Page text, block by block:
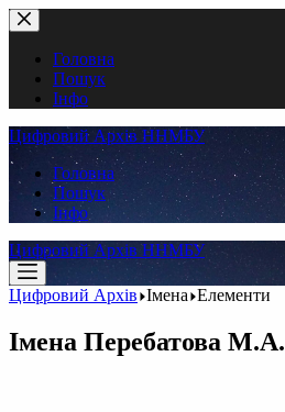
Перейти
до
вмістуГоловна
Пошук
Інфо
Цифровий Архів ННМБУ
Головна
Пошук
Інфо
Цифровий Архів ННМБУ
Цифровий Архів Імена Елементи
Імена Перебатова М.А.